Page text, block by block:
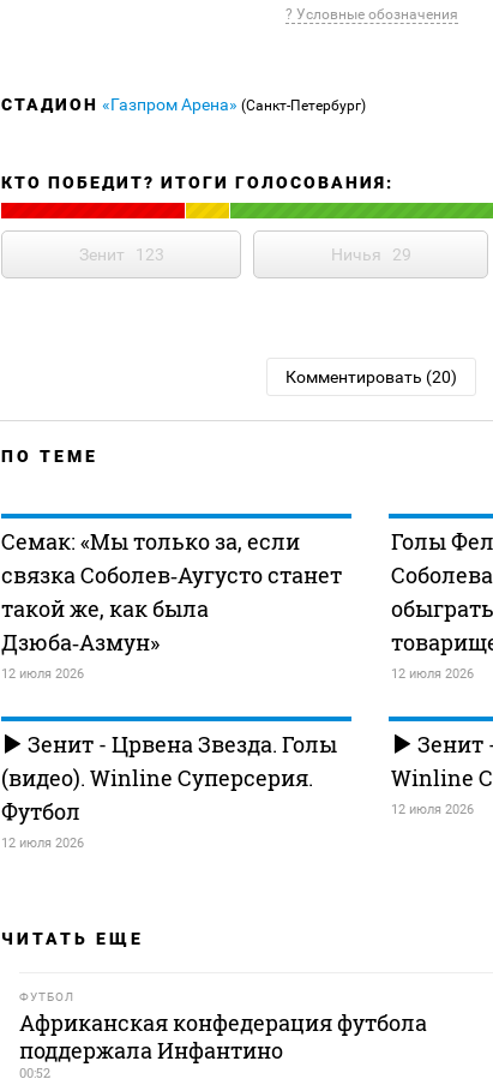
? Условные обозначения
СТАДИОН «Газпром Арена» (Санкт-Петербург)
КТО ПОБЕДИТ? ИТОГИ ГОЛОСОВАНИЯ:
Зенит 123 Ничья 29
Комментировать (20)
ПО ТЕМЕ
Семак: «Мы только за, если
связка Соболев‑Аугусто станет
такой же, как была
Дзюба‑Азмун»
12 июля 2026
Голы
12 июля 2026
Зенит - Црвена Звезда. Голы
(видео). Winline Суперсерия.
Футбол
12 июля 2026
Зенит
Winline
12 июля 2026
ЧИТАТЬ ЕЩЕ
ФУТБОЛ
Африканская конфедерация футбола
поддержала Инфантино
00:52